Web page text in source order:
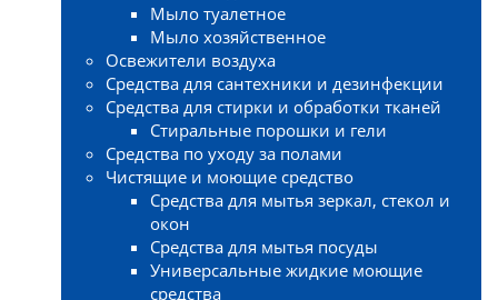
Мыло туалетное
Мыло хозяйственное
Освежители воздуха
Средства для сантехники и дезинфекции
Средства для стирки и обработки тканей
Стиральные порошки и гели
Средства по уходу за полами
Чистящие и моющие средство
Средства для мытья зеркал, стекол и
окон
Средства для мытья посуды
Универсальные жидкие моющие
средства